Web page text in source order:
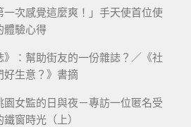
一次感覺這麼爽！」手天使首位使
體驗心得
》：幫助街友的一份雜誌？／《社
好生意？》書摘
園女監的日與夜－專訪一位匿名受
窗時光（上）